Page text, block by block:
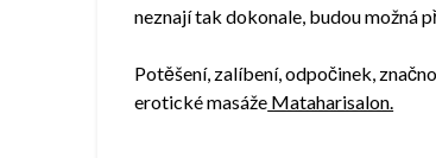
neznají tak dokonale, budou možná
Potěšení, zalíbení, odpočinek,
erotické masáže Mataharisalon.